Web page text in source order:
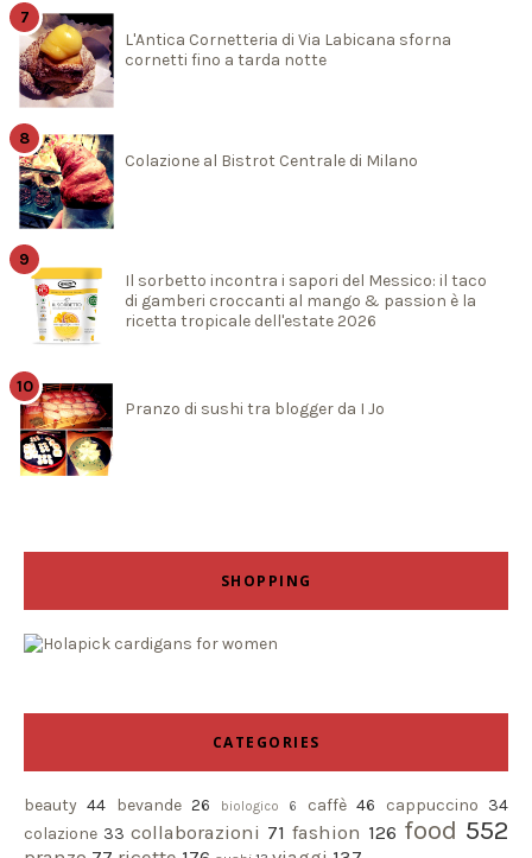
L'Antica Cornetteria di Via Labicana sforna
cornetti fino a tarda notte
Colazione al Bistrot Centrale di Milano
Il sorbetto incontra i sapori del Messico: il taco
di gamberi croccanti al mango & passion è la
ricetta tropicale dell'estate 2026
Pranzo di sushi tra blogger da I Jo
SHOPPING
CATEGORIES
beauty 44 bevande 26 biologico 6 caffè 46 cappuccino 34
colazione 33 collaborazioni 71 fashion 126 food 552